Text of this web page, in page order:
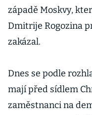
západě Moskvy,
Dmitrije Rogozina
zakázal.
Dnes se podle
mají před sídlem
zaměstnanci na